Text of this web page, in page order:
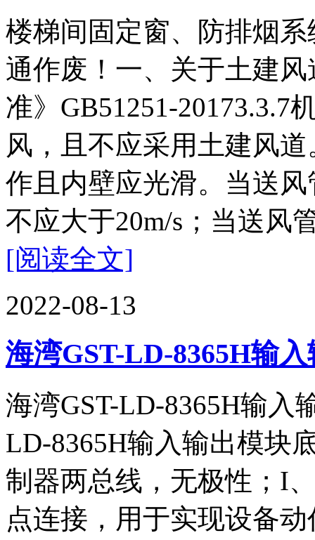
楼梯间固定窗、防排烟
通作废！一、关于土建
准》GB51251-20173.3.7
风，且不应采用土建风
作且内壁应光滑。当送
不应大于20m/s；当送风
[阅读全文]
2022-08-13
海湾GST-LD-8365H输
海湾GST-LD-8365H输入
LD-8365H输入输出模块
制器两总线，无极性；I
点连接，用于实现设备